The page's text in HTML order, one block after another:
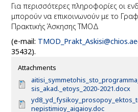
Για περισσότερες πληροφορίες οι
μπορούν να επικοινωνούν με το
Πρακτικής Άσκησης ΤΜΟΔ
(e-mail:
35432).
Attachments
D
o
u
sis_akad._etoys_2020-2021.docx
D
o
nepistimioy_aigaioy.doc